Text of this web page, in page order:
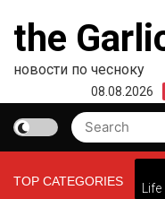
content
the
новости по чесноку
08.08.2026
Search
for:
TOP CATEGORIES
Life